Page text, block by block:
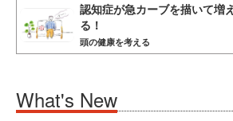
認知症が急カーブを描いて増
る！
頭の健康を考える
What's New